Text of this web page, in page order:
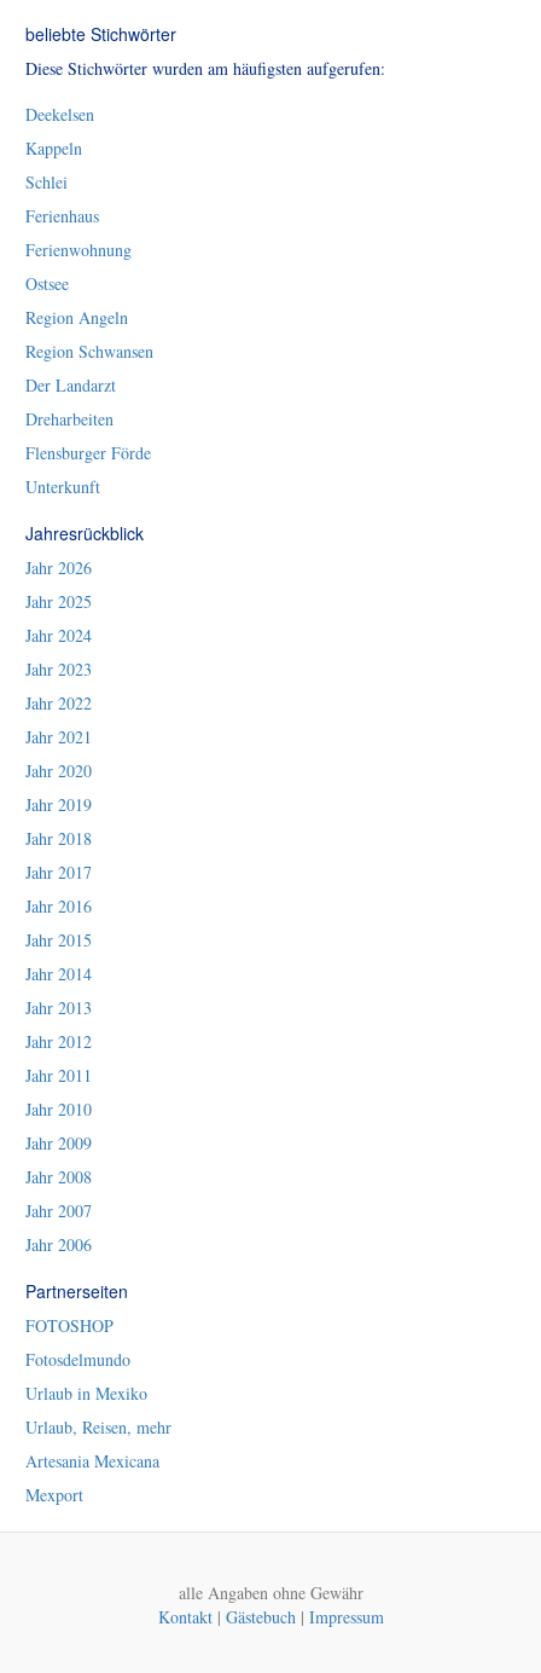
beliebte Stichwörter
Diese Stichwörter wurden am häufigsten aufgerufen:
Deekelsen
Kappeln
Schlei
Ferienhaus
Ferienwohnung
Ostsee
Region Angeln
Region Schwansen
Der Landarzt
Dreharbeiten
Flensburger Förde
Unterkunft
Jahresrückblick
Jahr 2026
Jahr 2025
Jahr 2024
Jahr 2023
Jahr 2022
Jahr 2021
Jahr 2020
Jahr 2019
Jahr 2018
Jahr 2017
Jahr 2016
Jahr 2015
Jahr 2014
Jahr 2013
Jahr 2012
Jahr 2011
Jahr 2010
Jahr 2009
Jahr 2008
Jahr 2007
Jahr 2006
Partnerseiten
FOTOSHOP
Fotosdelmundo
Urlaub in Mexiko
Urlaub, Reisen, mehr
Artesania Mexicana
Mexport
alle Angaben ohne Gewähr
Kontakt| Gästebuch | Impressum